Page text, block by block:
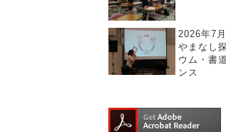
2026年7
やまなし
ウム・書
ンス